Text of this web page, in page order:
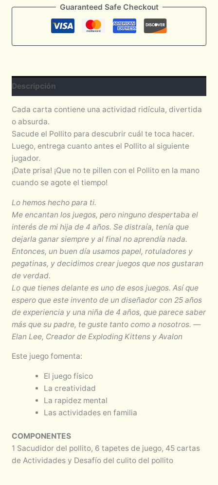
Guaranteed Safe Checkout
Descripción
Cada carta contiene una actividad ridícula, divertida
o absurda.
Sacude el Pollito para descubrir cuál te toca hacer.
Luego, entrega cuanto antes el Pollito al siguiente
jugador.
¡Date prisa! ¡Que no te pillen con el Pollito en la mano
cuando se agote el tiempo!
Lo hemos hecho para ti.
Me encantan los juegos, pero ninguno despertaba el
interés de mi hija de 4 años. Se distraía, tenía que
dejarla ganar siempre y al final no aprendía nada.
Entonces, un buen día usamos papel, rotuladores y
pegatinas, y decidimos crear juegos que nos gustaran
de verdad.
Lo que tienes delante es uno de esos juegos. Así que
espero que este invento de un diseñador con 25 años
de experiencia y una niña de 4 años, que parece saber
más que su padre, te guste tanto como a nosotros. —
Elan Lee, Creador de Exploding Kittens y Avalon
Este juego fomenta:
El juego físico
La creatividad
La rapidez mental
Las actividades en familia
COMPONENTES
1 Sacudidor del pollito, 6 tapetes de juego, 45 cartas
de Actividades y Desafío del culito del pollito